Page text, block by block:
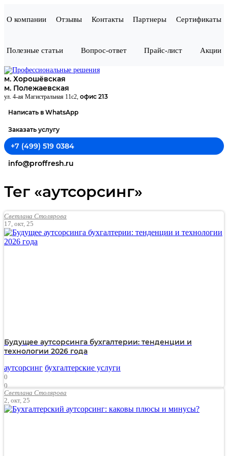
О компании Отзывы Контакты Партнеры Сертификаты
Полезные статьи Вопрос-ответ Прайс-лист Акции
м. Хорошёвская
м. Полежаевская
ул. 4-ая Магистральная 11с2, офис 213
Написать в WhatsApp
Заказать услугу
+7 (499) 519 0384
info@proffresh.ru
Тег «аутсорсинг»
Светлана Столярова
17, окт, 25
Будущее аутсорсинга бухгалтерии: тенденции и
технологии 2026 года
аутсорсинг бухгалтерские услуги
0
0
5260
Светлана Столярова
2, окт, 25